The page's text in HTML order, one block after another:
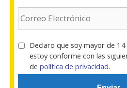
b
i
t
o
E
m
a
lT
m
Declaro que soy mayor de
estoy conforme con las
de política de privacidad.